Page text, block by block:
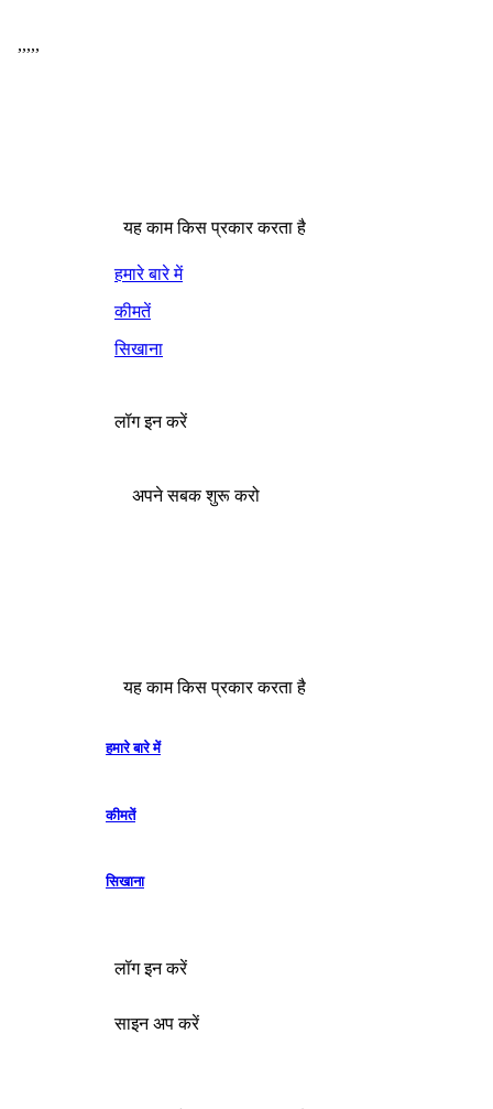
,,,,,
यह काम किस प्रकार करता है
हमारे बारे में
कीमतें
सिखाना
लॉग इन करें
अपने सबक शुरू करो
यह काम किस प्रकार करता है
हमारे बारे में
कीमतें
सिखाना
लॉग इन करें
साइन अप करें